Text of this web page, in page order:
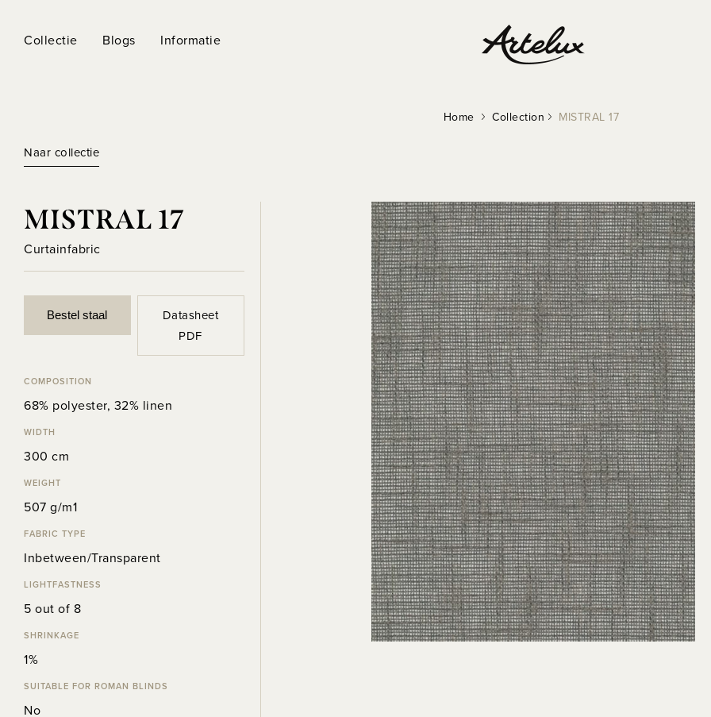
Collectie Blogs Informatie
Home Collection MISTRAL 17
Naar collectie
MISTRAL 17
Curtainfabric
Bestel staal
Datasheet
PDF
COMPOSITION
68% polyester, 32% linen
WIDTH
300 cm
WEIGHT
507 g/m1
FABRIC TYPE
Inbetween/Transparent
LIGHTFASTNESS
5 out of 8
SHRINKAGE
1%
SUITABLE FOR ROMAN BLINDS
No